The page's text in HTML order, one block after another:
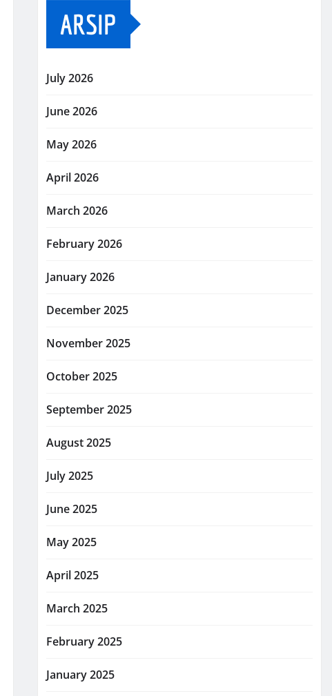
ARSIP
July 2026
June 2026
May 2026
April 2026
March 2026
February 2026
January 2026
December 2025
November 2025
October 2025
September 2025
August 2025
July 2025
June 2025
May 2025
April 2025
March 2025
February 2025
January 2025